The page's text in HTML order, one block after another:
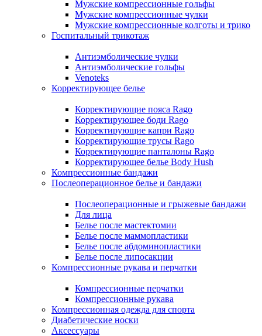
Мужские компрессионные гольфы
Мужские компрессионные чулки
Мужские компрессионные колготы и трико
Госпитальный трикотаж
Антиэмболические чулки
Антиэмболические гольфы
Venoteks
Корректирующее белье
Корректирующие пояса Rago
Корректирующее боди Rago
Корректирующие капри Rago
Корректирующие трусы Rago
Корректирующие панталоны Rago
Корректирующее белье Body Hush
Компрессионные бандажи
Послеоперационное белье и бандажи
Послеоперационные и грыжевые бандажи
Для лица
Белье после мастектомии
Белье после маммопластики
Белье после абдоминопластики
Белье после липосакции
Компрессионные рукава и перчатки
Компрессионные перчатки
Компрессионные рукава
Компрессионная одежда для спорта
Диабетические носки
Аксессуары